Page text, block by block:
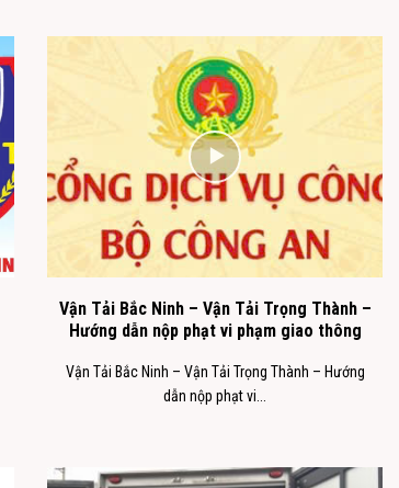
Vận Tải Bắc Ninh – Vận Tải Trọng Thành –
Hướng dẫn nộp phạt vi phạm giao thông
Vận Tải Bắc Ninh – Vận Tải Trọng Thành – Hướng
dẫn nộp phạt vi...